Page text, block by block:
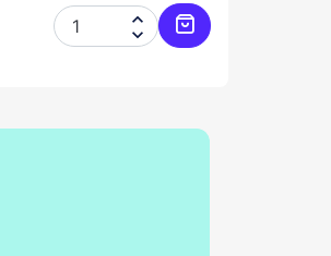


Ajouter au panier